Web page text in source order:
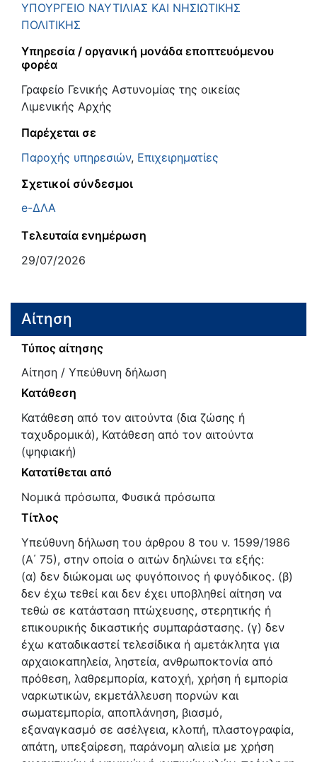
ΥΠΟΥΡΓΕΙΟ ΝΑΥΤΙΛΙΑΣ ΚΑΙ ΝΗΣΙΩΤΙΚΗΣ
ΠΟΛΙΤΙΚΗΣ
Υπηρεσία / οργανική μονάδα εποπτευόμενου
φορέα
Γραφείο Γενικής Αστυνομίας της οικείας
Λιμενικής Αρχής
Παρέχεται σε
Παροχής υπηρεσιών, Επιχειρηματίες
Σχετικοί σύνδεσμοι
e-ΔΛΑ
Τελευταία ενημέρωση
29/07/2026
Αίτηση
Τύπος αίτησης
Αίτηση / Υπεύθυνη δήλωση
Κατάθεση
Κατάθεση από τον αιτούντα (δια ζώσης ή
ταχυδρομικά), Κατάθεση από τον αιτούντα
(ψηφιακή)
Κατατίθεται από
Νομικά πρόσωπα, Φυσικά πρόσωπα
Τίτλος
Υπεύθυνη δήλωση του άρθρου 8 του ν. 1599/1986
(Α΄ 75), στην οποία ο αιτών δηλώνει τα εξής:
(α) δεν διώκομαι ως φυγόποινος ή φυγόδικος. (β)
δεν έχω τεθεί και δεν έχει υποβληθεί αίτηση να
τεθώ σε κατάσταση πτώχευσης, στερητικής ή
επικουρικής δικαστικής συμπαράστασης. (γ) δεν
έχω καταδικαστεί τελεσίδικα ή αμετάκλητα για
αρχαιοκαπηλεία, ληστεία, ανθρωποκτονία από
πρόθεση, λαθρεμπορία, κατοχή, χρήση ή εμπορία
ναρκωτικών, εκμετάλλευση πορνών και
σωματεμπορία, αποπλάνηση, βιασμό,
εξαναγκασμό σε ασέλγεια, κλοπή, πλαστογραφία,
απάτη, υπεξαίρεση, παράνομη αλιεία με χρήση